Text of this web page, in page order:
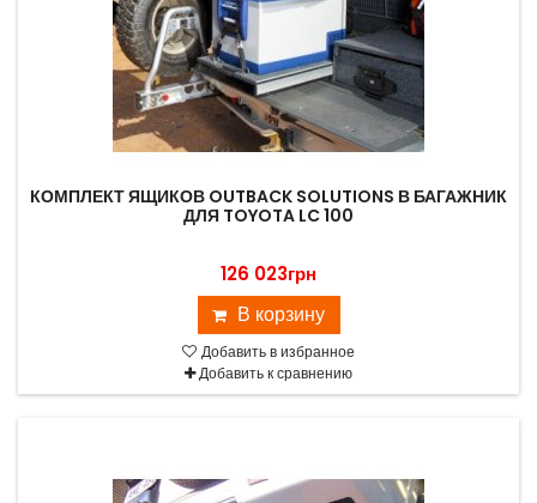
КОМПЛЕКТ ЯЩИКОВ OUTBACK SOLUTIONS В БАГАЖНИК
ДЛЯ TOYOTA LC 100
126 023грн
В корзину
Добавить в избранное
Добавить к сравнению